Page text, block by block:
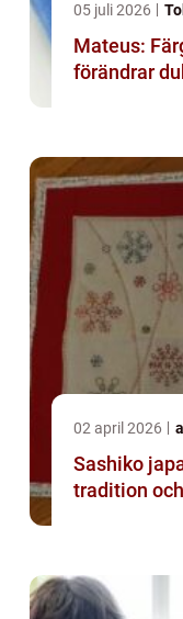
05 juli 2026
Mateus:
förändrar
02 april 2026
Sashiko japanskt broderi som förenar
tradition